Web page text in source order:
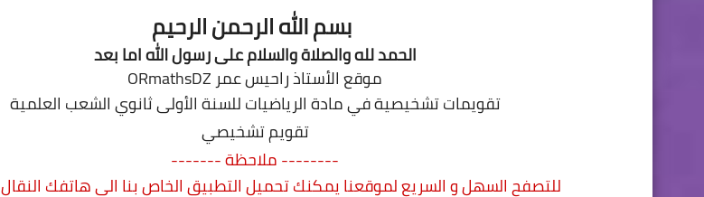
بسم الله الرحمن الرحيم
الحمد لله والصلاة والسلام على رسول الله اما بعد
موقع الأستاذ راحيس عمر ORmathsDZ
تقويمات تشخيصية في مادة الرياضيات للسنة الأولى ثانوي الشعب العلمية
تقويم تشخيصي
-------- ملاحظة -------
للتصفح السهل و السريع لموقعنا يمكنك تحميل التطبيق الخاص بنا الى هاتفك النقال